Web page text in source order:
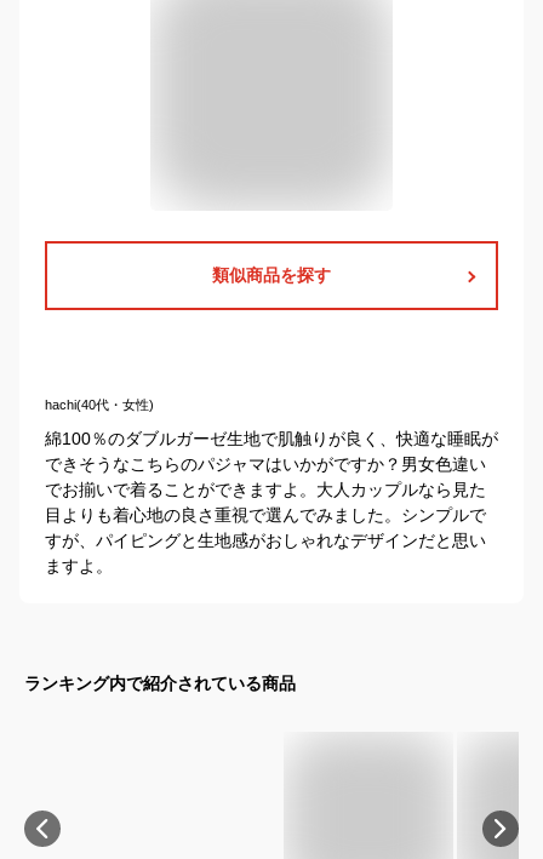
類似商品を探す
hachi(40代・女性)
綿100％のダブルガーゼ生地で肌触りが良く、快適な睡眠が
できそうなこちらのパジャマはいかがですか？男女色違い
でお揃いで着ることができますよ。大人カップルなら見た
目よりも着心地の良さ重視で選んでみました。シンプルで
すが、パイピングと生地感がおしゃれなデザインだと思い
ますよ。
ランキング内で紹介されている商品